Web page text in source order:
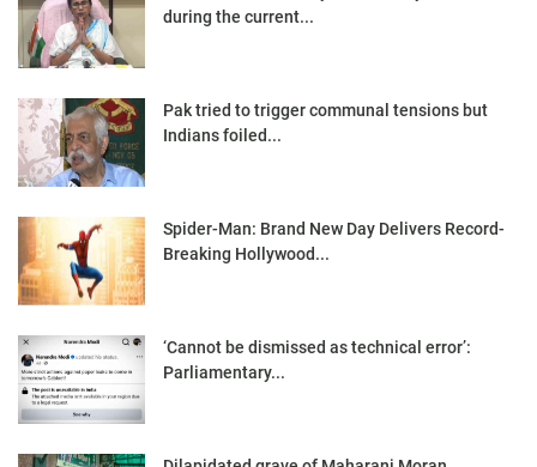
during the current...
Pak tried to trigger communal tensions but
Indians foiled...
Spider-Man: Brand New Day Delivers Record-
Breaking Hollywood...
‘Cannot be dismissed as technical error’:
Parliamentary...